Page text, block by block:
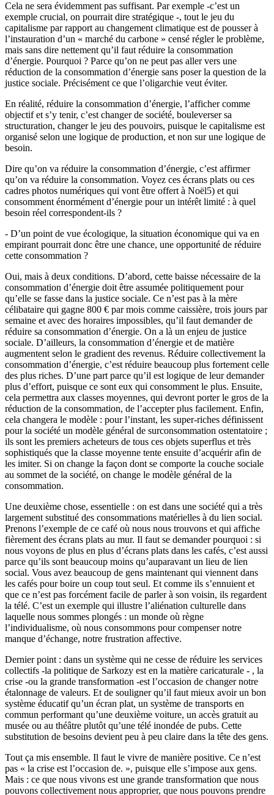
Cela ne sera évidemment pas suffisant. Par exemple -c’est un
exemple crucial, on pourrait dire stratégique -, tout le jeu du
capitalisme par rapport au changement climatique est de pousser à
l’instauration d’un « marché du carbone » censé régler le problème,
mais sans dire nettement qu’il faut réduire la consommation
d’énergie. Pourquoi ? Parce qu’on ne peut pas aller vers une
réduction de la consommation d’énergie sans poser la question de la
justice sociale. Précisément ce que l’oligarchie veut éviter.
En réalité, réduire la consommation d’énergie, l’afficher comme
objectif et s’y tenir, c’est changer de société, bouleverser sa
structuration, changer le jeu des pouvoirs, puisque le capitalisme est
organisé selon une logique de production, et non sur une logique de
besoin.
Dire qu’on va réduire la consommation d’énergie, c’est affirmer
qu’on va réduire la consommation. Voyez ces écrans plats ou ces
cadres photos numériques qui vont être offert à Noël5) et qui
consomment énormément d’énergie pour un intérêt limité : à quel
besoin réel correspondent-ils ?
- D’un point de vue écologique, la situation économique qui va en
empirant pourrait donc être une chance, une opportunité de réduire
cette consommation ?
Oui, mais à deux conditions. D’abord, cette baisse nécessaire de la
consommation d’énergie doit être assumée politiquement pour
qu’elle se fasse dans la justice sociale. Ce n’est pas à la mère
célibataire qui gagne 800 € par mois comme caissière, trois jours par
semaine et avec des horaires impossibles, qu’il faut demander de
réduire sa consommation d’énergie. On a là un enjeu de justice
sociale. D’ailleurs, la consommation d’énergie et de matière
augmentent selon le gradient des revenus. Réduire collectivement la
consommation d’énergie, c’est réduire beaucoup plus fortement celle
des plus riches. D’une part parce qu’il est logique de leur demander
plus d’effort, puisque ce sont eux qui consomment le plus. Ensuite,
cela permettra aux classes moyennes, qui devront porter le gros de la
réduction de la consommation, de l’accepter plus facilement. Enfin,
cela changera le modèle : pour l’instant, les super-riches définissent
pour la société un modèle général de surconsommation ostentatoire ;
ils sont les premiers acheteurs de tous ces objets superflus et très
sophistiqués que la classe moyenne tente ensuite d’acquérir afin de
les imiter. Si on change la façon dont se comporte la couche sociale
au sommet de la société, on change le modèle général de la
consommation.
Une deuxième chose, essentielle : on est dans une société qui a très
largement substitué des consommations matérielles à du lien social.
Prenons l’exemple de ce café où nous nous trouvons et qui affiche
fièrement des écrans plats au mur. Il faut se demander pourquoi : si
nous voyons de plus en plus d’écrans plats dans les cafés, c’est aussi
parce qu’ils sont beaucoup moins qu’auparavant un lieu de lien
social. Vous avez beaucoup de gens maintenant qui viennent dans
les cafés pour boire un coup tout seul. Et comme ils s’ennuient et
que ce n’est pas forcément facile de parler à son voisin, ils regardent
la télé. C’est un exemple qui illustre l’aliénation culturelle dans
laquelle nous sommes plongés : un monde où règne
l’individualisme, où nous consommons pour compenser notre
manque d’échange, notre frustration affective.
Dernier point : dans un système qui ne cesse de réduire les services
collectifs -la politique de Sarkozy est en la matière caricaturale - , la
crise -ou la grande transformation -est l’occasion de changer notre
étalonnage de valeurs. Et de souligner qu’il faut mieux avoir un bon
système éducatif qu’un écran plat, un système de transports en
commun performant qu’une deuxième voiture, un accès gratuit au
musée ou au théâtre plutôt qu’une télé inondée de pubs. Cette
substitution de besoins devient peu à peu claire dans la tête des gens.
Tout ça mis ensemble. Il faut le vivre de manière positive. Ce n’est
pas « la crise est l’occasion de. », puisque elle s’impose aux gens.
Mais : ce que nous vivons est une grande transformation que nous
pouvons collectivement nous approprier, que nous pouvons prendre